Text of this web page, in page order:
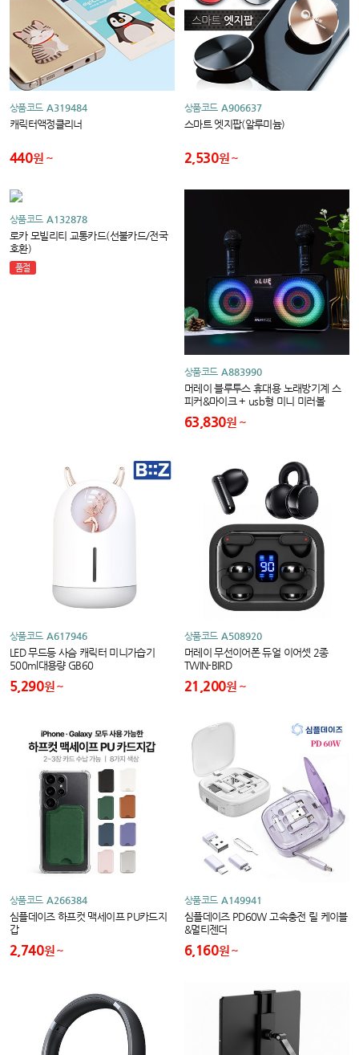
상품코드 A319484
캐릭터액정클리너
440원
상품코드 A906637
스마트 엣지팝(알루미늄)
2,530원
상품코드 A132878
로카 모빌리티 교통카드(선불카드/전국
호환)
품절
상품코드 A883990
머레이 블루투스 휴대용 노래방기계 스
피커&마이크 + usb형 미니 미러볼
Blue-Eye
63,830원
상품코드 A617946
LED 무드등 사슴 캐릭터 미니가습기
500ml대용량 GB60
5,290원
상품코드 A508920
머레이 무선이어폰 듀얼 이어셋 2종
TWIN-BIRD
21,200원
상품코드 A266384
심플데이즈 하프컷 맥세이프 PU카드지
갑
2,740원
상품코드 A149941
심플데이즈 PD60W 고속충전 릴 케이블
&멀티젠더
6,160원